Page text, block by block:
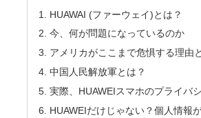
HUAWAI (ファーウェイ)とは？
今、何が問題になっているのか
アメリカがここまで危惧する理由
中国人民解放軍とは？
実際、HUAWEIスマホのプライバ
HUAWEIだけじゃない？個人情報